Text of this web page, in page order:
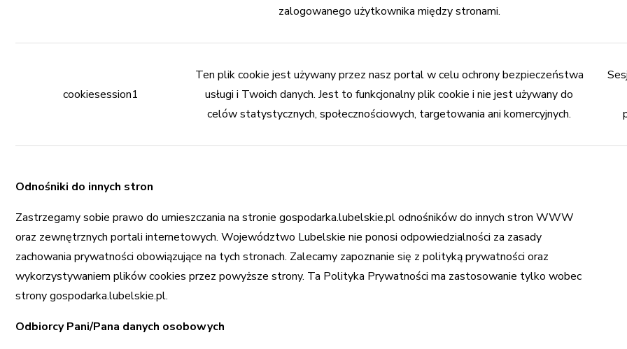
zalogowanego użytkownika między stronami.
cookiesession1
Ten plik cookie jest używany przez nasz portal w celu ochrony bezpieczeństwa
usługi i Twoich danych. Jest to funkcjonalny plik cookie i nie jest używany do
celów statystycznych, społecznościowych, targetowania ani komercyjnych.
Odnośniki do innych stron
Zastrzegamy sobie prawo do umieszczania na stronie gospodarka.lubelskie.pl odnośników do innych stron WWW
oraz zewnętrznych portali internetowych. Województwo Lubelskie nie ponosi odpowiedzialności za zasady
zachowania prywatności obowiązujące na tych stronach. Zalecamy zapoznanie się z polityką prywatności oraz
wykorzystywaniem plików cookies przez powyższe strony. Ta Polityka Prywatności ma zastosowanie tylko wobec
strony gospodarka.lubelskie.pl.
Odbiorcy Pani/Pana danych osobowych